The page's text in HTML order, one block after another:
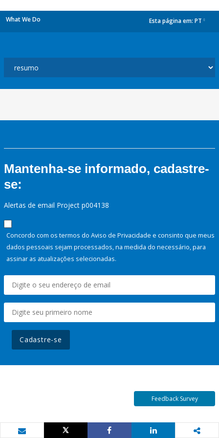
What We Do Esta página em: PT
Mantenha-se informado, cadastre-
se:
Alertas de email Project p004138
Concordo com os termos do Aviso de Privacidade e consinto que meus
dados pessoais sejam processados, na medida do necessário, para
assinar as atualizações selecionadas.
Cadastre-se
Feedback Survey